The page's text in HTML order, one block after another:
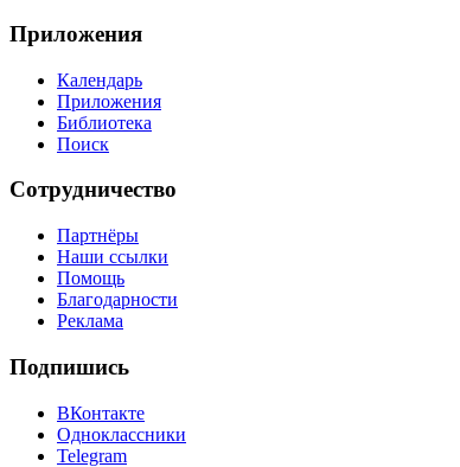
Приложения
Календарь
Приложения
Библиотека
Поиск
Сотрудничество
Партнёры
Наши ссылки
Помощь
Благодарности
Реклама
Подпишись
ВКонтакте
Одноклассники
Telegram